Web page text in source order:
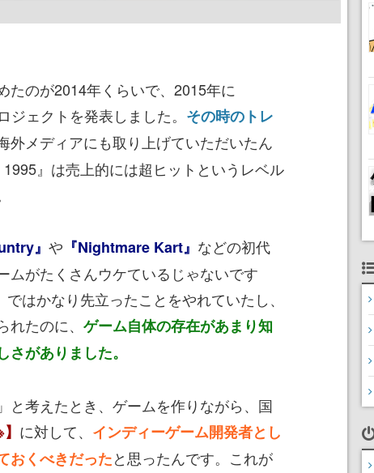
たのが2014年くらいで、2015年に
ジェクトを発表しました。 その時のトレ
外メディアにも取り上げていただいたん
』は売上的には超ヒットというレベル
』 や 『Nightmare Kart』 などの初代
ムがたくさんウケているじゃないです
はかなり先立ったことをやれていたし、
たのに、 ゲーム自体の存在があまり知
がありました。
と考えたとき、ゲームを作りながら、国
に対して、 インディーゲーム開発者とし
おくべきだったと思ったんです。これが